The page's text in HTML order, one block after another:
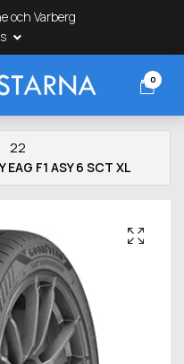
och Varberg
0
22
F1 ASY 6 SCT XL